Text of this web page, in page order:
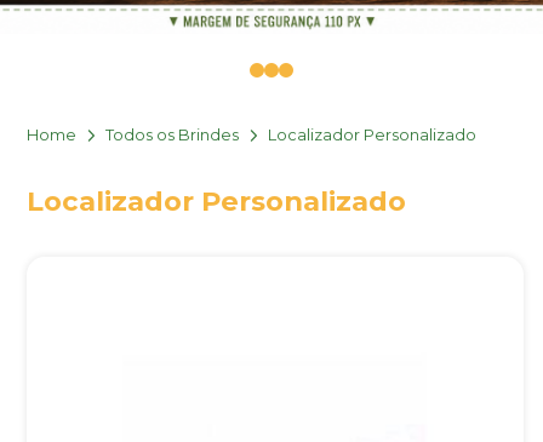
01 2
Home Todos os Brindes Localizador Personalizado
Localizador Personalizado